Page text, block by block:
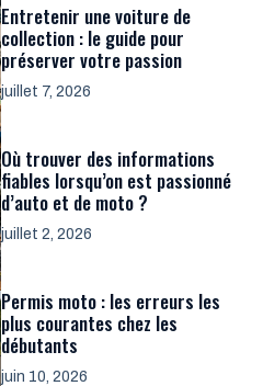
Entretenir une voiture de
collection : le guide pour
préserver votre passion
juillet 7, 2026
Où trouver des informations
fiables lorsqu’on est passionné
d’auto et de moto ?
juillet 2, 2026
Permis moto : les erreurs les
plus courantes chez les
débutants
juin 10, 2026